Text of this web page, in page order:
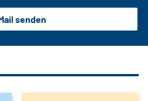
senden